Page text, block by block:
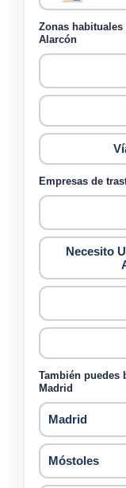
Zonas
Alarcón
Empresas de
Necesito
También puedes
Madrid
Madrid
Móstoles